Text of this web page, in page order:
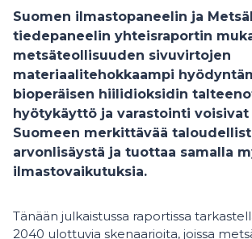
Suomen ilmastopaneelin ja
tiedepaneelin yhteisraportin
metsäteollisuuden sivuvirtojen
materiaalitehokkaampi
bioperäisen hiilidioksidin
hyötykäyttö ja varastointi voisivat
Suomeen merkittävää
arvonlisäystä ja tuottaa samalla
ilmastovaikutuksia.
Tänään julkaistussa raportissa
2040 ulottuvia skenaarioita, joissa